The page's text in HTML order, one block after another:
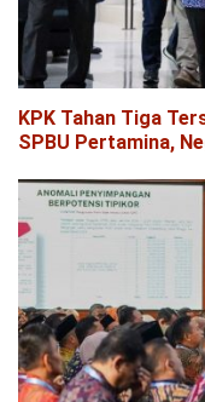
KPK Tahan Tiga
SPBU Pertamina,